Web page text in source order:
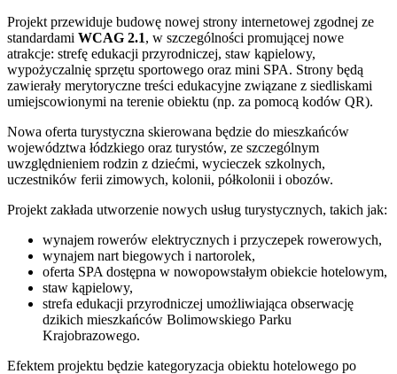
Projekt przewiduje budowę nowej strony internetowej zgodnej ze
standardami WCAG 2.1, w szczególności promującej nowe
atrakcje: strefę edukacji przyrodniczej, staw kąpielowy,
wypożyczalnię sprzętu sportowego oraz mini SPA. Strony będą
zawierały merytoryczne treści edukacyjne związane z siedliskami
umiejscowionymi na terenie obiektu (np. za pomocą kodów QR).
Nowa oferta turystyczna skierowana będzie do mieszkańców
województwa łódzkiego oraz turystów, ze szczególnym
uwzględnieniem rodzin z dziećmi, wycieczek szkolnych,
uczestników ferii zimowych, kolonii, półkolonii i obozów.
Projekt zakłada utworzenie nowych usług turystycznych, takich jak:
wynajem rowerów elektrycznych i przyczepek rowerowych,
wynajem nart biegowych i nartorolek,
oferta SPA dostępna w nowopowstałym obiekcie hotelowym,
staw kąpielowy,
strefa edukacji przyrodniczej umożliwiająca obserwację
dzikich mieszkańców Bolimowskiego Parku
Krajobrazowego.
Efektem projektu będzie kategoryzacja obiektu hotelowego po